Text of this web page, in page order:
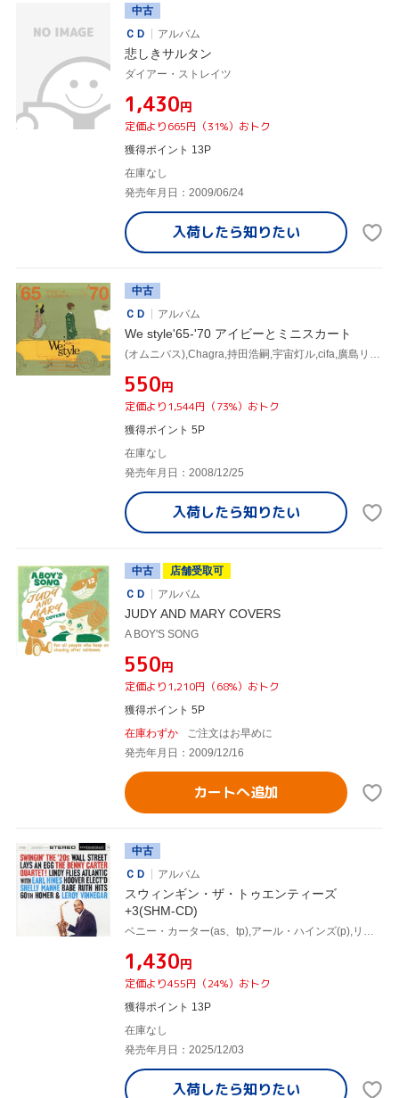
中古
ＣＤ
アルバム
悲しきサルタン
ダイアー・ストレイツ
¥1,430円
定価より665円（31%）おトク
獲得ポイント 13P
在庫なし
発売年月日：2009/06/24
入荷したら知りたい
中古
ＣＤ
アルバム
We style'65-'70 アイビーとミニスカート
(オムニバス),Chagra,持田浩嗣,宇宙灯ル,cifa,廣島リマ,NORI☆,ルンヒャン
¥550円
定価より1,544円（73%）おトク
獲得ポイント 5P
在庫なし
発売年月日：2008/12/25
入荷したら知りたい
中古
店舗受取可
ＣＤ
アルバム
JUDY AND MARY COVERS
A BOY'S SONG
¥550円
定価より1,210円（68%）おトク
獲得ポイント 5P
在庫わずか
ご注文はお早めに
発売年月日：2009/12/16
カートへ追加
中古
ＣＤ
アルバム
スウィンギン・ザ・トゥエンティーズ
+3(SHM-CD)
ベニー・カーター(as、tp),アール・ハインズ(p),リロイ・ヴィネガー(b),シェリー・マン(ds)
¥1,430円
定価より455円（24%）おトク
獲得ポイント 13P
在庫なし
発売年月日：2025/12/03
入荷したら知りたい